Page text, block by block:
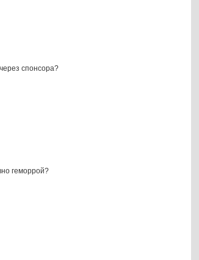
спонсора?
геморрой?